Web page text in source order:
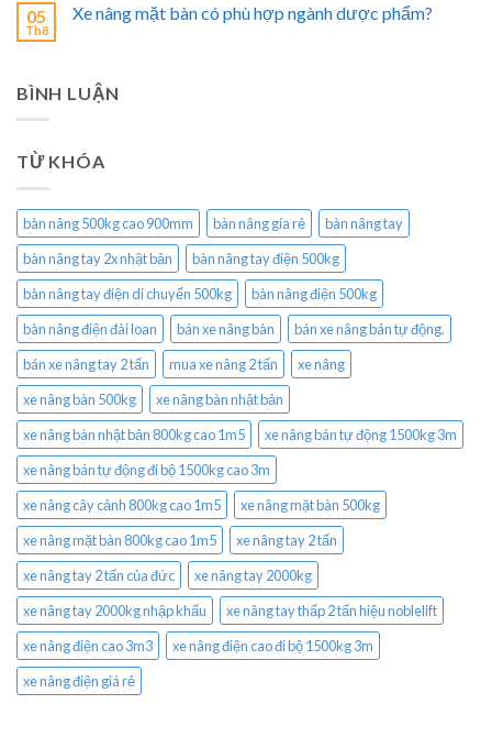
05
Th8
Xe nâng mặt bàn có phù hợp ngành dược phẩm?
BÌNH LUẬN
TỪ KHÓA
bàn nâng 500kg cao 900mm bàn nâng gía rẻ
bàn nâng tay
bàn nâng tay 2x nhật bản
bàn nâng tay điện 500kg
bàn nâng tay điện di chuyển 500kg
bàn nâng điện 500kg
bàn nâng điện đài loan
bán xe nâng bàn
bán xe nâng bán tự động.
bán xe nâng tay 2 tấn
mua xe nâng 2 tấn
xe nâng
xe nâng bàn 500kg
xe nâng bàn nhật bản
xe nâng bàn nhật bản 800kg cao 1m5
xe nâng bán tự động 1500kg 3m
xe nâng bán tự động đi bộ 1500kg cao 3m
xe nâng cây cảnh 800kg cao 1m5
xe nâng mặt bàn 500kg
xe nâng mặt bàn 800kg cao 1m5
xe nâng tay 2 tấn
xe nâng tay 2 tấn của đức
xe nâng tay 2000kg
xe nâng tay 2000kg nhập khẩu
xe nâng tay thấp 2 tấn hiệu noblelift
xe nâng điện cao 3m3
xe nâng điện cao đi bộ 1500kg 3m
xe nâng điện giá rẻ